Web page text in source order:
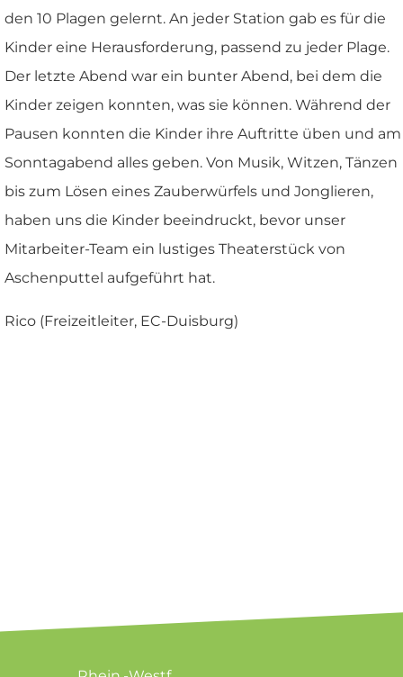
den 10 Plagen gelernt. An jeder Station gab es für die
Kinder eine Herausforderung, passend zu jeder Plage.
Der letzte Abend war ein bunter Abend, bei dem die
Kinder zeigen konnten, was sie können. Während der
Pausen konnten die Kinder ihre Auftritte üben und am
Sonntagabend alles geben. Von Musik, Witzen, Tänzen
bis zum Lösen eines Zauberwürfels und Jonglieren,
haben uns die Kinder beeindruckt, bevor unser
Mitarbeiter-Team ein lustiges Theaterstück von
Aschenputtel aufgeführt hat.
Rico (Freizeitleiter, EC-Duisburg)